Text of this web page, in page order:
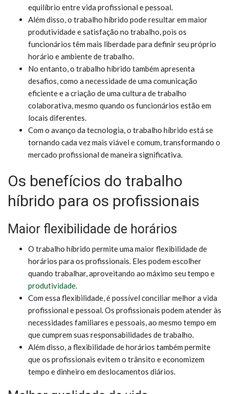
equilíbrio entre vida profissional e pessoal.
Além disso, o trabalho híbrido pode resultar em maior
produtividade e satisfação no trabalho, pois os
funcionários têm mais liberdade para definir seu próprio
horário e ambiente de trabalho.
No entanto, o trabalho híbrido também apresenta
desafios, como a necessidade de uma comunicação
eficiente e a criação de uma cultura de trabalho
colaborativa, mesmo quando os funcionários estão em
locais diferentes.
Com o avanço da tecnologia, o trabalho híbrido está se
tornando cada vez mais viável e comum, transformando o
mercado profissional de maneira significativa.
Os benefícios do trabalho
híbrido para os profissionais
Maior flexibilidade de horários
O trabalho híbrido permite uma maior flexibilidade de
horários para os profissionais. Eles podem escolher
quando trabalhar, aproveitando ao máximo seu tempo e
produtividade.
Com essa flexibilidade, é possível conciliar melhor a vida
profissional e pessoal. Os profissionais podem atender às
necessidades familiares e pessoais, ao mesmo tempo em
que cumprem suas responsabilidades de trabalho.
Além disso, a flexibilidade de horários também permite
que os profissionais evitem o trânsito e economizem
tempo e dinheiro em deslocamentos diários.